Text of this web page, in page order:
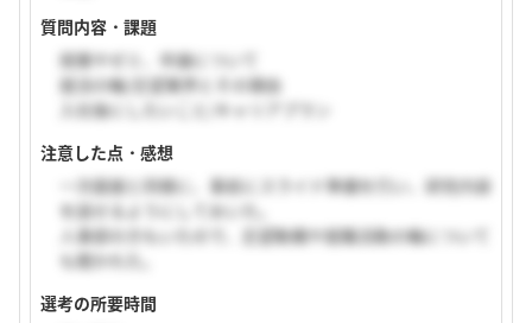
質問内容・課題
授業やゼミ、卒論について
就活の軸/志望業界とその理由
入社後にしたいこと/キャリアプラン
注意した点・感想
一次面接と同様に、事前にスライド準備を行い、研究内容
を話せるようにしておいた。
人事部の方もいたので、志望動機や就職活動の軸について
も聞かれた。
選考の所要時間